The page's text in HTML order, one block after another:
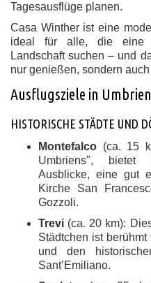
Tagesausflüge planen.
Casa Winther ist eine
ideal für alle, die eine
Landschaft suchen – und
nur genießen, sondern
Ausflugsziele in Umbrien
HISTORISCHE STÄDTE UND
Montefalco (ca. 15
Umbriens", bietet
Ausblicke, eine gut
Kirche San
Gozzoli.
Trevi (ca. 20 km):
Städtchen ist
und den
Sant’Emiliano.